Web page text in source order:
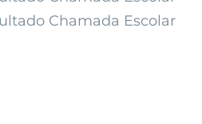
Chamada Escolar